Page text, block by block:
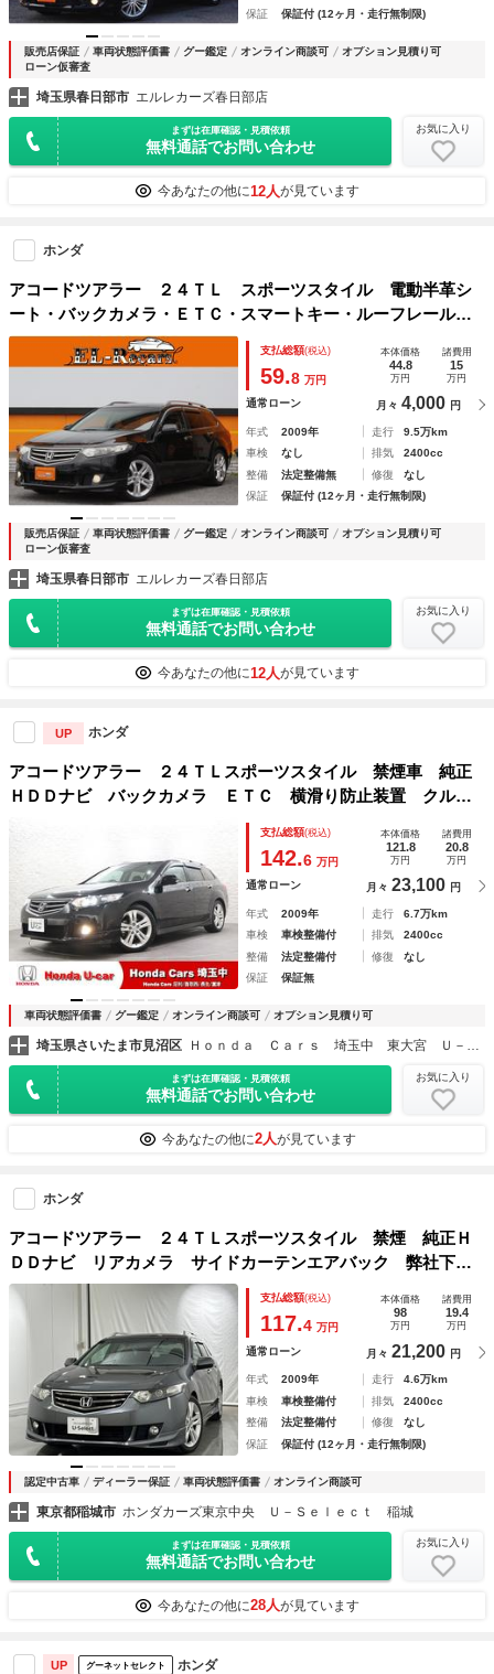
保証
保証付 (12ヶ月・走行無制限)
販売店保証 車両状態評価書 グー鑑定 オンライン商談可
オプション見積り可
ローン仮審査
埼玉県春日部市 エルレカーズ春日部店
まずは在庫確認・見積依頼
無料通話でお問い合わせ
お気に入り
今あなたの他に12人が見ています
ホンダ
アコードツアラー ２４ＴＬ スポーツスタイル 電動半革シ
ート・バックカメラ・ＥＴＣ・スマートキー・ルーフレール・
ＨＩＤヘッドライト・オートＡ／Ｃ・ＨＤＤナビ・ワンセグ・
クルーズコントロール・パドルシフト・純正１８ｉｎＡＷ
支払総額(税込)
59.8 万円
本体価格
44.8
万円
諸費用
15
万円
通常ローン 月々 4,000 円
年式 2009年 走行
9.5万km
車検
なし 排気
2400cc
整備
法定整備無 修復
なし
保証
保証付 (12ヶ月・走行無制限)
販売店保証 車両状態評価書 グー鑑定 オンライン商談可
オプション見積り可
ローン仮審査
埼玉県春日部市 エルレカーズ春日部店
まずは在庫確認・見積依頼
無料通話でお問い合わせ
お気に入り
今あなたの他に12人が見ています
UP ホンダ
アコードツアラー ２４ＴＬスポーツスタイル 禁煙車 純正
ＨＤＤナビ バックカメラ ＥＴＣ 横滑り防止装置 クルー
ズコントロール パワーシート コンビシート ＨＩＤヘッド
ライト フォグライト ルーフレール 純正アルミホイール
スマートキー ＥＳＣ
支払総額(税込)
142.6 万円
本体価格
121.8
万円
諸費用
20.8
万円
通常ローン 月々 23,100 円
年式 2009年 走行
6.7万km
車検
車検整備付 排気
2400cc
整備
法定整備付 修復
なし
保証
保証無
車両状態評価書 グー鑑定 オンライン商談可 オプション見積り可
埼玉県さいたま市見沼区 Ｈｏｎｄａ Ｃａｒｓ 埼玉中 東大宮 Ｕ－Ｓｅｌｅｃｔコーナー店
まずは在庫確認・見積依頼
無料通話でお問い合わせ
お気に入り
今あなたの他に2人が見ています
ホンダ
アコードツアラー ２４ＴＬスポーツスタイル 禁煙 純正Ｈ
ＤＤナビ リアカメラ サイドカーテンエアバック 弊社下取
りワンオーナー パワーテールゲート 横滑り防止装置 電動
シート ミュージックサーバー 地デジ ＣＤ／ＤＶＤ 車検
整備２年付き ＡＢＳ
支払総額(税込)
117.4 万円
本体価格
98
万円
諸費用
19.4
万円
通常ローン 月々 21,200 円
年式 2009年 走行
4.6万km
車検
車検整備付 排気
2400cc
整備
法定整備付 修復
なし
保証
保証付 (12ヶ月・走行無制限)
認定中古車 ディーラー保証 車両状態評価書 オンライン商談可
東京都稲城市 ホンダカーズ東京中央 Ｕ－Ｓｅｌｅｃｔ 稲城
まずは在庫確認・見積依頼
無料通話でお問い合わせ
お気に入り
今あなたの他に28人が見ています
UP グーネットセレクト ホンダ